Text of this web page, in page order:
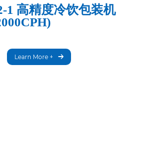
1 高精度冷饮包装机
Learn More +